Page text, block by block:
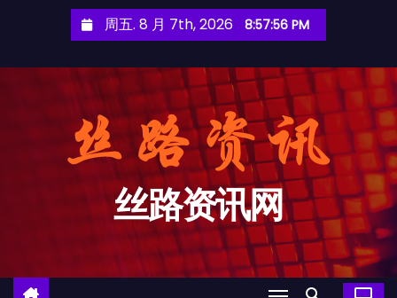
周五. 8 月 7th, 2026 8:57:57 PM
丝路资讯网